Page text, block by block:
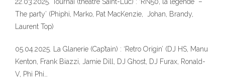
The party’ (Phiphi, Marko, Pat MacKenzie, Johan, Brandy,
Laurent Top)
05.04.2025. La Glanerie (Cap’tain) : ‘Retro Origin’ (DJ HS, Manu
Kenton, Frank Biazzi, Jamie Dill, DJ Ghost, DJ Furax, Ronald-
V, Phi Phi…